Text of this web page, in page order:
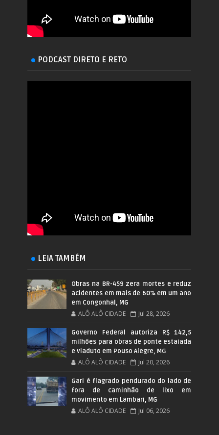
PODCAST DIRETO E RETO
LEIA TAMBÉM
Obras na BR-459 zera mortes e reduz
acidentes em mais de 60% em um ano
em Congonhal, MG
ALÔ ALÔ CIDADE Jul 28, 2026
Governo Federal autoriza R$ 142,5
milhões para obras de ponte estaiada
e viaduto em Pouso Alegre, MG
ALÔ ALÔ CIDADE Jul 20, 2026
Gari é flagrado pendurado do lado de
fora de caminhão de lixo em
movimento em Lambari, MG
ALÔ ALÔ CIDADE Jul 06, 2026